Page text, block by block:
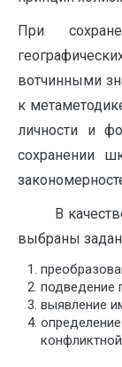
При
вотчинными
к
личности и
сохранении
В качестве
выбраны
подведение
выявление